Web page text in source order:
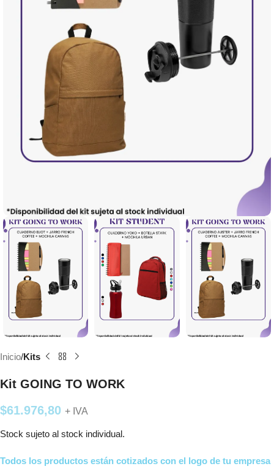
Inicio Kits
Kit GOING TO WORK
$61.976,80 + IVA
Stock sujeto al stock individual.
Todos los productos están cotizados con el logo de tu empresa